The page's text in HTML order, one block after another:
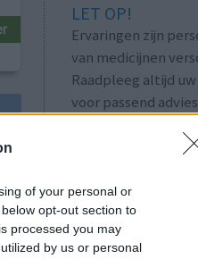
of your personal or
opt-out section to
processed you may
by us or personal
LET OP!
Ervaringen zijn
van medicijnen
Raadpleeg altijd
voor passend
mijnmedicijn.nl.